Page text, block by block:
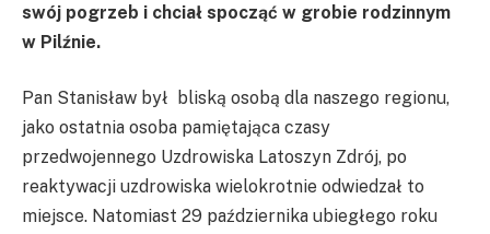
swój pogrzeb i chciał spocząć w grobie rodzinnym
w Pilźnie.
Pan Stanisław był bliską osobą dla naszego regionu,
jako ostatnia osoba pamiętająca czasy
przedwojennego Uzdrowiska Latoszyn Zdrój, po
reaktywacji uzdrowiska wielokrotnie odwiedzał to
miejsce. Natomiast 29 października ubiegłego roku